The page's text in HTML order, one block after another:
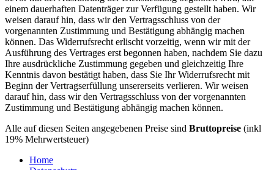
einem dauerhaften Datenträger zur Verfügung gestellt haben. Wir
weisen darauf hin, dass wir den Vertragsschluss von der
vorgenannten Zustimmung und Bestätigung abhängig machen
können. Das Widerrufsrecht erlischt vorzeitig, wenn wir mit der
Ausführung des Vertrages erst begonnen haben, nachdem Sie dazu
Ihre ausdrückliche Zustimmung gegeben und gleichzeitig Ihre
Kenntnis davon bestätigt haben, dass Sie Ihr Widerrufsrecht mit
Beginn der Vertragserfüllung unsererseits verlieren. Wir weisen
darauf hin, dass wir den Vertragsschluss von der vorgenannten
Zustimmung und Bestätigung abhängig machen können.
Alle auf diesen Seiten angegebenen Preise sind Bruttopreise (inkl
19% Mehrwertsteuer)
Home